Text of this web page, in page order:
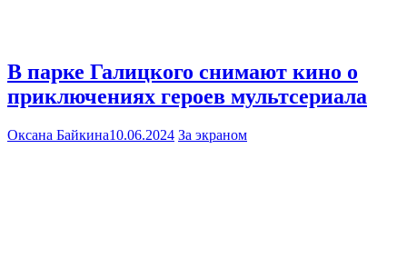
В парке Галицкого снимают кино о
приключениях героев мультсериала
Оксана Байкина10.06.2024 За экраном